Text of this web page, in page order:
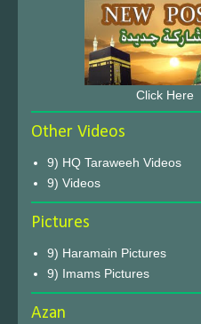
Click Here
Other Videos
9) HQ Taraweeh Videos
9) Videos
Pictures
9) Haramain Pictures
9) Imams Pictures
Azan